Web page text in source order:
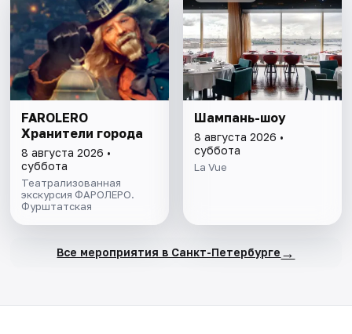
FAROLERO
Хранители города
8 августа 2026 •
суббота
Театрализованная
экскурсия ФАРОЛЕРО.
Фурштатская
Шампань-шоу
8 августа 2026 •
суббота
La Vue
Все мероприятия в Санкт-Петербурге →